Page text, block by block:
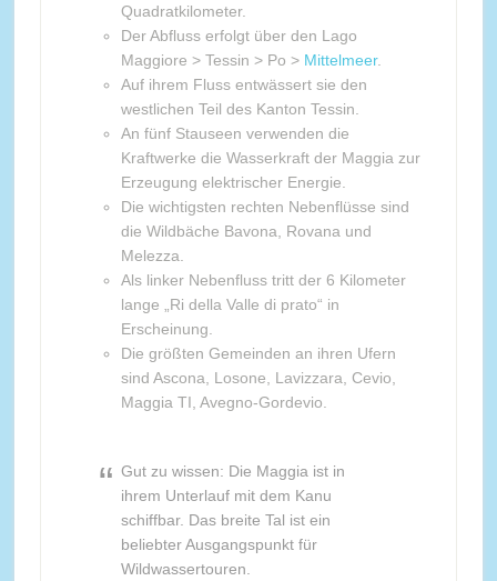
Quadratkilometer.
Der Abfluss erfolgt über den Lago
Maggiore > Tessin > Po > Mittelmeer.
Auf ihrem Fluss entwässert sie den
westlichen Teil des Kanton Tessin.
An fünf Stauseen verwenden die
Kraftwerke die Wasserkraft der Maggia zur
Erzeugung elektrischer Energie.
Die wichtigsten rechten Nebenflüsse sind
die Wildbäche Bavona, Rovana und
Melezza.
Als linker Nebenfluss tritt der 6 Kilometer
lange „Ri della Valle di prato“ in
Erscheinung.
Die größten Gemeinden an ihren Ufern
sind Ascona, Losone, Lavizzara, Cevio,
Maggia TI, Avegno-Gordevio.
Gut zu wissen: Die Maggia ist in
ihrem Unterlauf mit dem Kanu
schiffbar. Das breite Tal ist ein
beliebter Ausgangspunkt für
Wildwassertouren.